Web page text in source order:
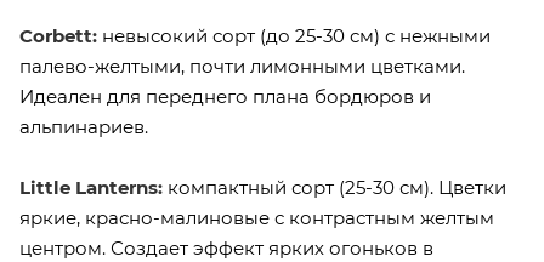
Corbett: невысокий сорт (до 25-30 см) с нежными
палево-желтыми, почти лимонными цветками.
Идеален для переднего плана бордюров и
альпинариев.
Little Lanterns: компактный сорт (25-30 см). Цветки
яркие, красно-малиновые с контрастным желтым
центром. Создает эффект ярких огоньков в